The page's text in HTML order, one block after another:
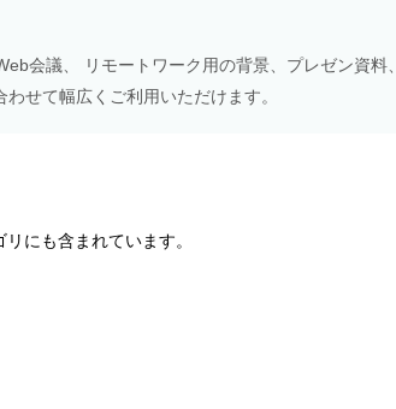
会議、 リモートワーク用の背景、プレゼン資料、
せて幅広くご利用いただけます。
にも含まれています。